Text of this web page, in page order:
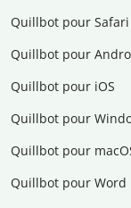
Quillbot pour Safari
Quillbot pour
Quillbot pour iOS
Quillbot pour
Quillbot pour
Quillbot pour Word